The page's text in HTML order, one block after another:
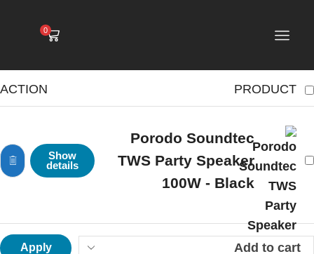
0
PRODUCT
ACTION
Porodo Soundtec
TWS Party Speaker
100W - Black
Show
details
Apply